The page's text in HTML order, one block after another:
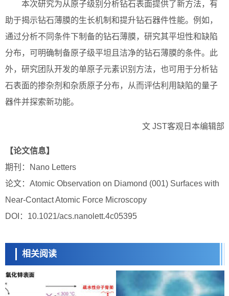
本次研究为从原子级别分析钻石表面提供了新方法，有
助于揭示钻石薄膜的生长机制和提升钻石器件性能。例如，
通过分析不同条件下制备的钻石薄膜，研究其平坦性和缺陷
分布，可明确制备原子级平坦且洁净的钻石薄膜的条件。此
外，研究团队开发的单原子元素识别方法，也可用于分析钻
石表面的掺杂剂和杂质原子分布，从而评估利用缺陷的量子
器件并探索新功能。
文 JST客观日本编辑部
【论文信息】
期刊：Nano Letters
论文：Atomic Observation on Diamond (001) Surfaces with
Near-Contact Atomic Force Microscopy
DOI：10.1021/acs.nanolett.4c05395
相关阅读